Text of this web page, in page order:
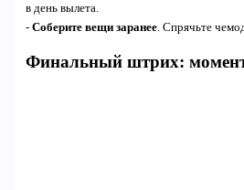
в день вылета.
- Соберите вещи заранее. Спрячьте
Финальный штрих: